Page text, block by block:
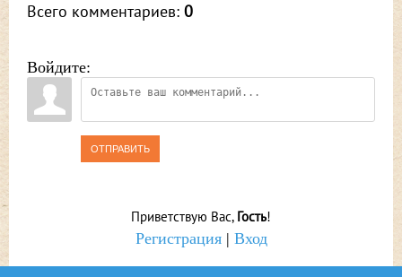
Всего комментариев: 0
Войдите:
ОТПРАВИТЬ
Приветствую Вас, Гость!
Регистрация| Вход